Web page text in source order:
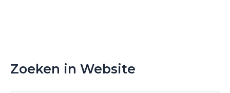
Zoeken in Website